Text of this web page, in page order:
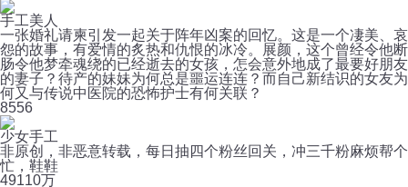
手工美人
一张婚礼请柬引发一起关于阵年凶案的回忆。这是一个凄美、哀
怨的故事，有爱情的炙热和仇恨的冰冷。展颜，这个曾经令他断
肠令他梦牵魂绕的已经逝去的女孩，怎会意外地成了最要好朋友
的妻子？待产的妹妹为何总是噩运连连？而自己新结识的女友为
何又与传说中医院的恐怖护士有何关联？
8556
少女手工
非原创，非恶意转载，每日抽四个粉丝回关，冲三千粉麻烦帮个
忙，鞋鞋️️
49110万